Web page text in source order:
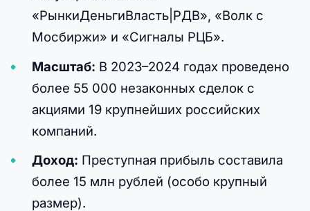
«РынкиДеньгиВласть|РДВ», «Волк с
Мосбиржи» и «Сигналы РЦБ».
Масштаб: В 2023–2024 годах проведено
более 55 000 незаконных сделок с
акциями 19 крупнейших российских
компаний.
Доход: Преступная прибыль составила
более 15 млн рублей (особо крупный
размер).